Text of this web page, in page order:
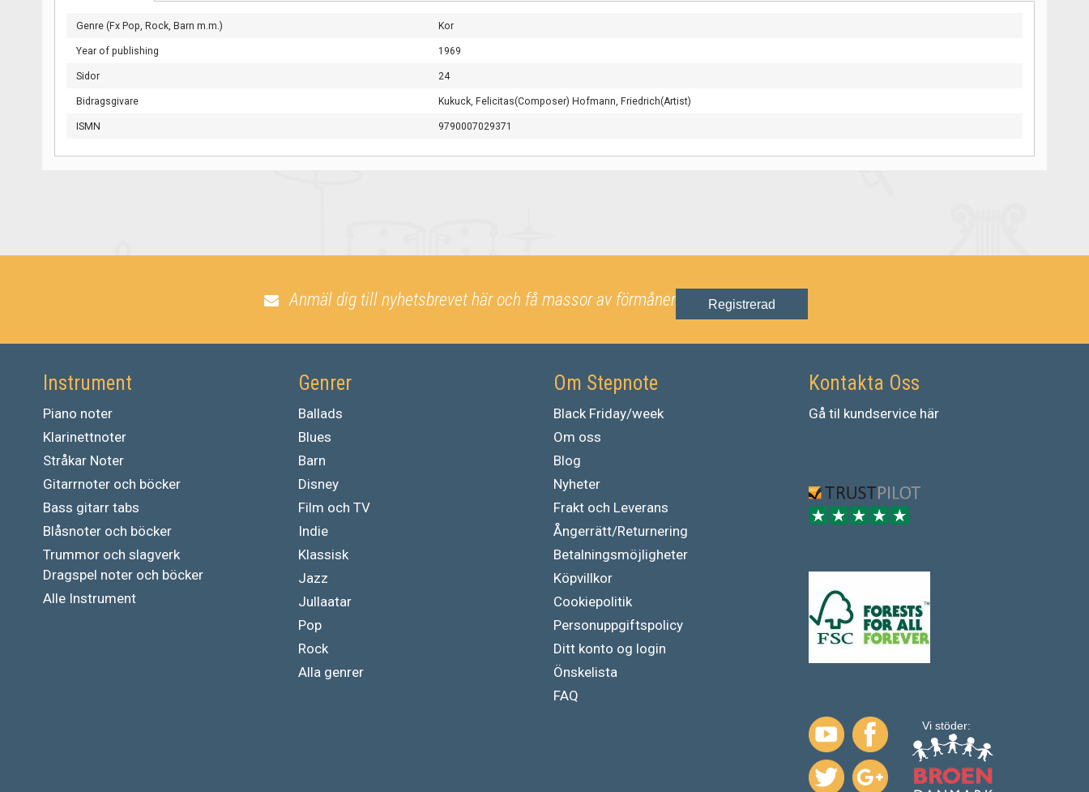
Genre (Fx Pop, Rock, Barn m.m.) Kor
Year of publishing 1969
Sidor 24
Bidragsgivare Kukuck, Felicitas(Composer) Hofmann, Friedrich(Artist)
ISMN 9790007029371
Anmäl dig till nyhetsbrevet här och få massor av förmåner Registrerad
Instrument
Piano noter
Klarinettnoter
Stråkar Noter
Gitarrnoter och böcker
Bass gitarr tabs
Blåsnoter och böcker
Trummor och slagverk
Dragspel noter och böcker
Alle Instrument
Genrer
Ballads
Blues
Barn
Disney
Film och TV
Indie
Klassisk
Jazz
Jullaatar
Pop
Rock
Alla genrer
Om Stepnote
Black Friday/week
Om oss
Blog
Nyheter
Frakt och Leverans
Ångerrätt/Returnering
Betalningsmöjligheter
Köpvillkor
Cookiepolitik
Personuppgiftspolicy
Ditt konto og login
Önskelista
FAQ
Kontakta Oss
Gå til kundservice här
Vi stöder: